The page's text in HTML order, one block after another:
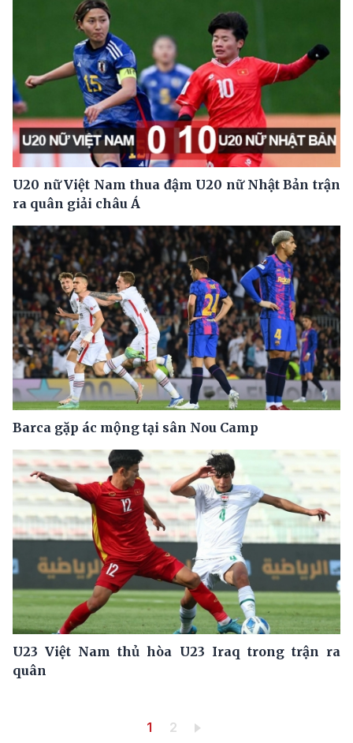
U20 nữ Việt Nam thua đậm U20 nữ Nhật Bản trận
ra quân giải châu Á
Barca gặp ác mộng tại sân Nou Camp
U23 Việt Nam thủ hòa U23 Iraq trong trận ra
quân
Trang hiện thời
1 Trang
2